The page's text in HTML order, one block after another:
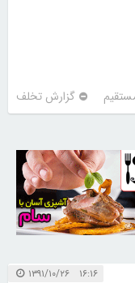
گزارش تخلف
۱۶:۱۶ ۱۳۹۱/۱۰/۲۶